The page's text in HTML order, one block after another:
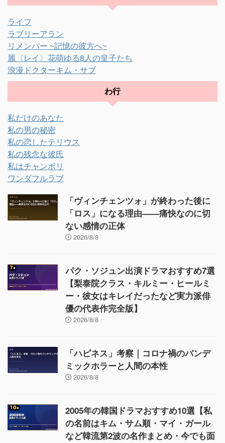
ライフ
ラブリーアラン
リメンバー ~記憶の彼方へ~
麗〈レイ〉花萌ゆる8人の皇子たち
浪漫ドクターキム・サブ
わ行
私だけのあなた
私の男の秘密
私の恋したテリウス
私の残念な彼氏
私はチャンボリ
ワンダフルラブ
「ヴィンチェンツォ」が終わった後に
「ロス」になる理由——痛快なのに切
ない感情の正体
2026/8/8
パク・ソジュン出演ドラマおすすめ7選
【梨泰院クラス・キルミー・ヒールミ
ー・彼女はキレイだったなど実力派俳
優の代表作完全版】
2026/8/8
「ハピネス」考察｜コロナ禍のパンデ
ミックホラーと人間の本性
2026/8/8
2005年の韓国ドラマおすすめ10選【私
の名前はキム・サム順・マイ・ガール
など韓流第2波の名作まとめ・今でも面